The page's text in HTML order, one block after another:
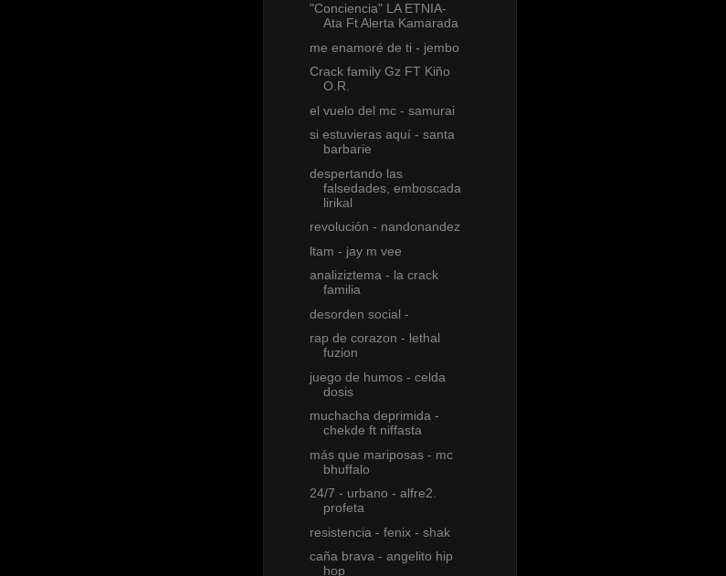
"Conciencia" LA ETNIA-
Ata Ft Alerta Kamarada
me enamoré de ti - jembo
Crack family Gz FT Kiño
O.R.
el vuelo del mc - samurai
si estuvieras aquí - santa
barbarie
despertando las
falsedades, emboscada
lirikal
revolución - nandonandez
ltam - jay m vee
analiziztema - la crack
familia
desorden social -
rap de corazon - lethal
fuzion
juego de humos - celda
dosis
muchacha deprimida -
chekde ft niffasta
más que mariposas - mc
bhuffalo
24/7 - urbano - alfre2.
profeta
resistencia - fenix - shak
caña brava - angelito hip
hop